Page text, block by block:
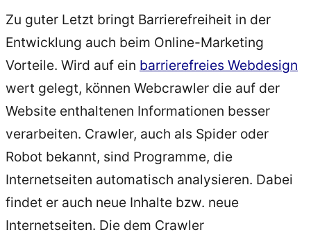
Zu guter Letzt bringt Barrierefreiheit in der
Entwicklung auch beim Online-Marketing
Vorteile. Wird auf ein barrierefreies Webdesign
wert gelegt, können Webcrawler die auf der
Website enthaltenen Informationen besser
verarbeiten. Crawler, auch als Spider oder
Robot bekannt, sind Programme, die
Internetseiten automatisch analysieren. Dabei
findet er auch neue Inhalte bzw. neue
Internetseiten. Die dem Crawler